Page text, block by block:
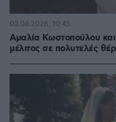
Αμαλία Κωστοπούλου και
μέλιτος σε πολυτελές
03.06.2026, 10:45